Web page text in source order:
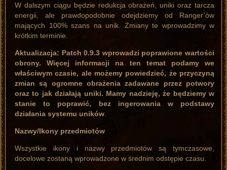
W dalszym ciągu będzie redukcja obrażeń, uniki oraz tarcza
energii, ale prawdopodobnie odejdziemy od Ranger’ów
mających 100% szans na unik. Zmiany te wprowadzimy w
krótkim terminie.
Aktualizacja: Patch 0.9.3 wprowadzi poprawione wartości
obrony. Więcej informacji na ten temat podamy we
właściwym czasie, ale możemy powiedzieć, że przyczyną
zmian są ogromne obrażenia zadawane przez potwory
oraz to jak działają uniki. Mamy nadzieję, że będziemy w
stanie to poprawić, bez ingerowania w podstawy
działania systemu uników.
Nazwy/Ikony przedmiotów
Wszystkie ikony i nazwy przedmiotów są tymczasowe,
docelowe zostaną wprowadzone w średnim odstępie czasu.